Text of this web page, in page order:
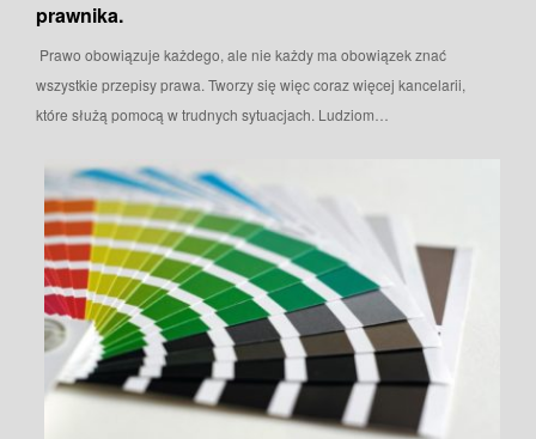
prawnika.
Prawo obowiązuje każdego, ale nie każdy ma obowiązek znać
wszystkie przepisy prawa. Tworzy się więc coraz więcej kancelarii,
które służą pomocą w trudnych sytuacjach. Ludziom…